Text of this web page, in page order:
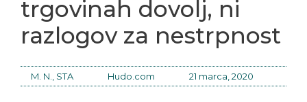
trgovinah dovolj, ni
razlogov za nestrpnost
M. N., STA Hudo.com 21 marca, 2020